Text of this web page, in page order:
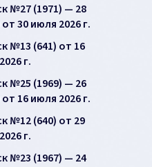
№27 (1971) — 28
от 30 июля 2026 г.
№13 (641) от 16
г.
№25 (1969) — 26
от 16 июля 2026 г.
№12 (640) от 29
г.
№23 (1967) — 24